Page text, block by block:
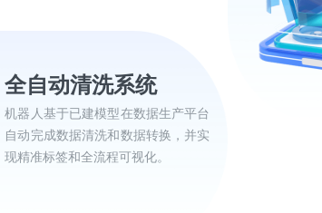
全自动清洗系统
机器人基于已建模型在数据生产平台
自动完成数据清洗和数据转换，并实
现精准标签和全流程可视化。